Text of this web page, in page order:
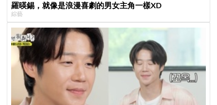
羅暎錫，就像是浪漫喜劇的男女主角一樣XD
綜藝